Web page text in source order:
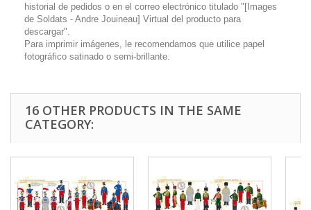
historial de pedidos o en el correo electrónico titulado "[Images
de Soldats - Andre Jouineau] Virtual del producto para
descargar".
Para imprimir imágenes, le recomendamos que utilice papel
fotográfico satinado o semi-brillante.
16 OTHER PRODUCTS IN THE SAME
CATEGORY: